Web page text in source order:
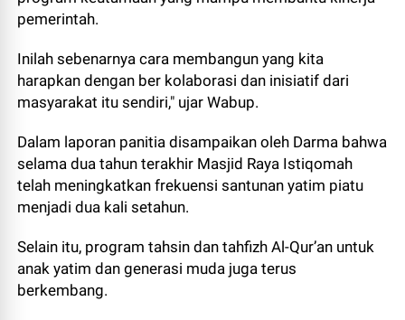
pemerintah.
Inilah sebenarnya cara membangun yang kita
harapkan dengan ber kolaborasi dan inisiatif dari
masyarakat itu sendiri," ujar Wabup.
Dalam laporan panitia disampaikan oleh Darma bahwa
selama dua tahun terakhir Masjid Raya Istiqomah
telah meningkatkan frekuensi santunan yatim piatu
menjadi dua kali setahun.
Selain itu, program tahsin dan tahfizh Al-Qur’an untuk
anak yatim dan generasi muda juga terus
berkembang.